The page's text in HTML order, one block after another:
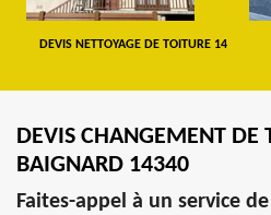
DEVIS NETTOYAGE DE TOITURE 14
DEVIS CHANGEMENT DE
BAIGNARD 14340
Faites-appel à un service